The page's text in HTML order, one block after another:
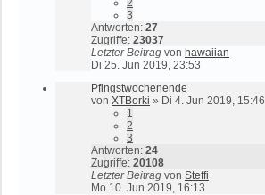
3
Antworten: 27
Zugriffe: 23037
Letzter Beitrag von hawaiian
Di 25. Jun 2019, 23:53
Pfingstwochenende
von XTBorki » Di 4. Jun 2019, 15:46
1
2
3
Antworten: 24
Zugriffe: 20108
Letzter Beitrag von Steffi
Mo 10. Jun 2019, 16:13